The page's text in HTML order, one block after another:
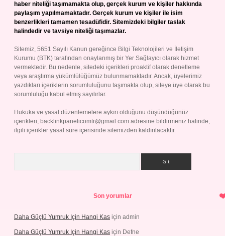
haber niteliği taşımamakta olup, gerçek kurum ve kişiler hakkında
paylaşım yapılmamaktadır. Gerçek kurum ve kişiler ile isim
benzerlikleri tamamen tesadüfidir. Sitemizdeki bilgiler taslak
halindedir ve tavsiye niteliği taşımazlar.
Sitemiz, 5651 Sayılı Kanun gereğince Bilgi Teknolojileri ve İletişim
Kurumu (BTK) tarafından onaylanmış bir Yer Sağlayıcı olarak hizmet
vermektedir. Bu nedenle, sitedeki içerikleri proaktif olarak denetleme
veya araştırma yükümlülüğümüz bulunmamaktadır. Ancak, üyelerimiz
yazdıkları içeriklerin sorumluluğunu taşımakta olup, siteye üye olarak bu
sorumluluğu kabul etmiş sayılırlar.
Hukuka ve yasal düzenlemelere aykırı olduğunu düşündüğünüz
içerikleri, backlinkpanelicomtr@gmail.com adresine bildirmeniz halinde,
ilgili içerikler yasal süre içerisinde sitemizden kaldırılacaktır.
Son yorumlar
Daha Güçlü Yumruk Için Hangi Kas için admin
Daha Güçlü Yumruk Için Hangi Kas için Defne